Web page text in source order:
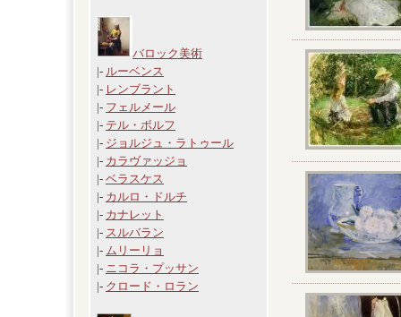
バロック美術
|- ルーベンス
|- レンブラント
|- フェルメール
|- テル・ボルフ
|- ジョルジュ・ラトゥール
|- カラヴァッジョ
|- ベラスケス
|- カルロ・ドルチ
|- カナレット
|- スルバラン
|- ムリーリョ
|- ニコラ・プッサン
|- クロード・ロラン